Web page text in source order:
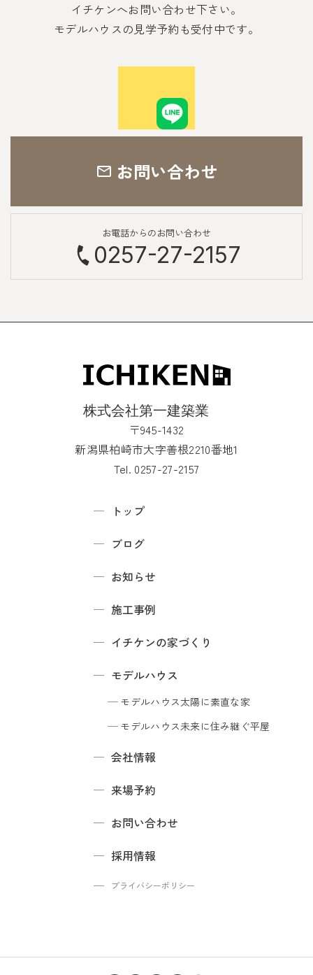
イチケンへお問い合わせ下さい。
モデルハウスの見学予約も受付中です。
お問い合わせ
お電話からのお問い合わせ
0257-27-2157
〒945-1432
新潟県柏崎市大字善根2210番地1
Tel. 0257-27-2157
トップ
ブログ
お知らせ
施工事例
イチケンの家づくり
モデルハウス
モデルハウス太陽に素直な家
モデルハウス未来に住み継ぐ平屋
会社情報
来場予約
お問い合わせ
採用情報
プライバシーポリシー